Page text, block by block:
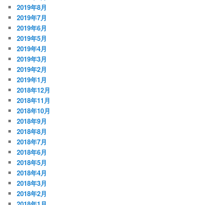
2019年8月
2019年7月
2019年6月
2019年5月
2019年4月
2019年3月
2019年2月
2019年1月
2018年12月
2018年11月
2018年10月
2018年9月
2018年8月
2018年7月
2018年6月
2018年5月
2018年4月
2018年3月
2018年2月